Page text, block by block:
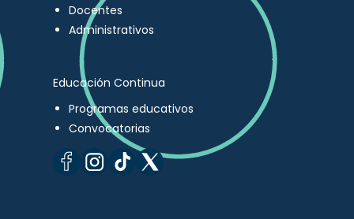
Docentes
Administrativos
Educación Continua
Programas educativos
Convocatorias